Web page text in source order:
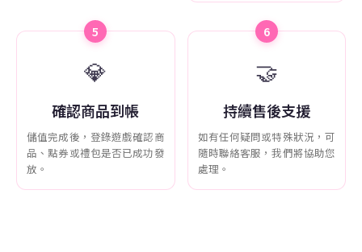
5
💎
確認商品到帳
儲值完成後，登錄遊戲確認商
品、點券或禮包是否已成功發
放。
6
🤝
持續售後支援
如有任何疑問或特殊狀況，可
隨時聯絡客服，我們將協助您
處理。